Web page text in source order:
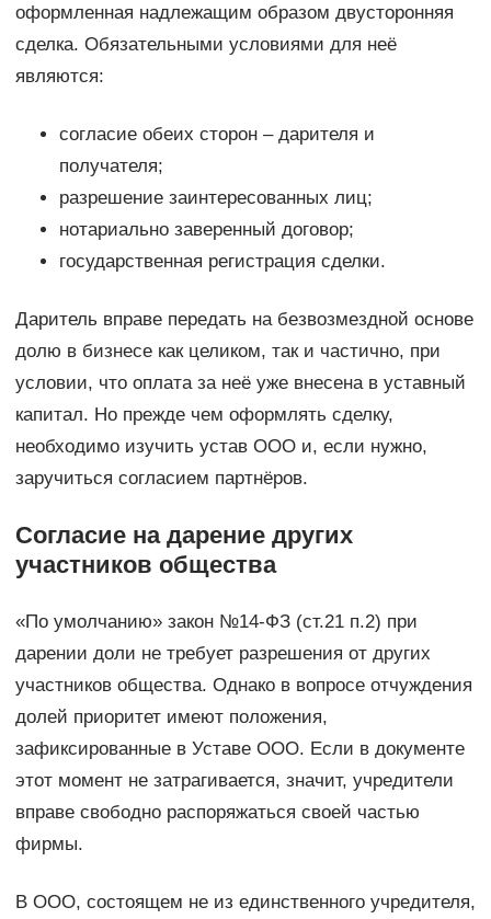
оформленная надлежащим образом двусторонняя
сделка. Обязательными условиями для неё
являются:
согласие обеих сторон – дарителя и
получателя;
разрешение заинтересованных лиц;
нотариально заверенный договор;
государственная регистрация сделки.
Даритель вправе передать на безвозмездной основе
долю в бизнесе как целиком, так и частично, при
условии, что оплата за неё уже внесена в уставный
капитал. Но прежде чем оформлять сделку,
необходимо изучить устав ООО и, если нужно,
заручиться согласием партнёров.
Согласие на дарение других
участников общества
«По умолчанию» закон №14-ФЗ (ст.21 п.2) при
дарении доли не требует разрешения от других
участников общества. Однако в вопросе отчуждения
долей приоритет имеют положения,
зафиксированные в Уставе ООО. Если в документе
этот момент не затрагивается, значит, учредители
вправе свободно распоряжаться своей частью
фирмы.
В ООО, состоящем не из единственного учредителя,